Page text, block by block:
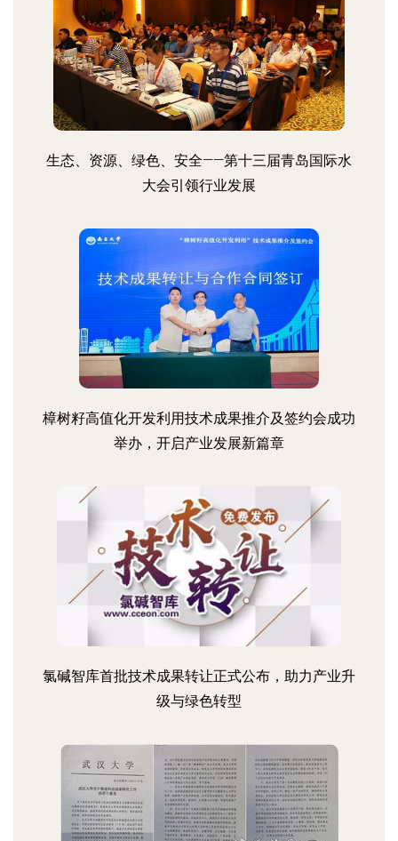
生态、资源、绿色、安全——第十三届青岛国际水
大会引领行业发展
樟树籽高值化开发利用技术成果推介及签约会成功
举办，开启产业发展新篇章
氯碱智库首批技术成果转让正式公布，助力产业升
级与绿色转型